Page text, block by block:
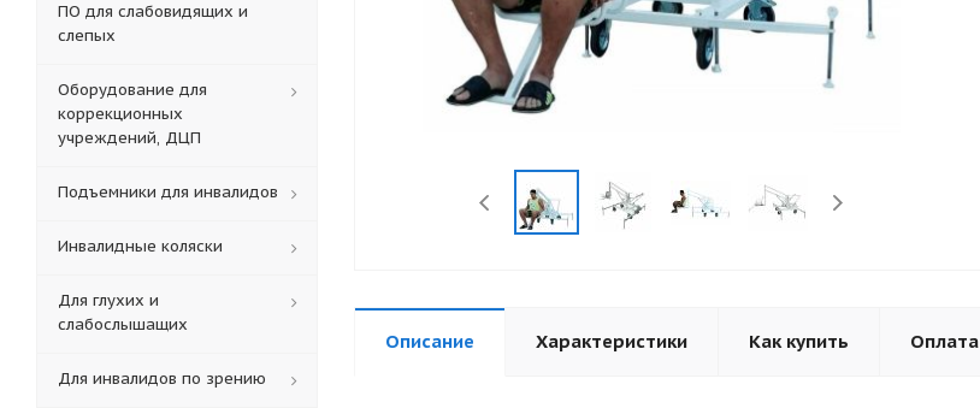
Описание Характеристики Как купить Оплата
ПО для слабовидящих и
слепых
Оборудование для
коррекционных
учреждений, ДЦП
Подъемники для инвалидов
Инвалидные коляски
Для глухих и
слабослышащих
Для инвалидов по зрению